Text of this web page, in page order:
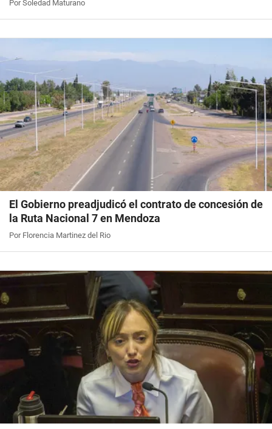
Por Soledad Maturano
El Gobierno preadjudicó el contrato de concesión de
la Ruta Nacional 7 en Mendoza
Por Florencia Martinez del Rio